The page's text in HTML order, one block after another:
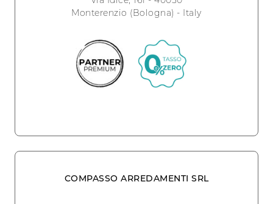
Monterenzio (Bologna) - Italy
COMPASSO ARREDAMENTI SRL